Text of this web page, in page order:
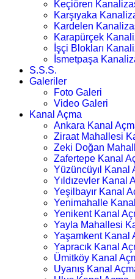
Keçiören
Karşıyaka
Kardelen
Karapürçek
İşçi Blokları
İsmetpaşa
S.S.S.
Galeriler
Foto Galeri
Video Galeri
Kanal Açma
Ankara Kanal
Ziraat Mahallesi
Zeki Doğan
Zafertepe Kanal
Yüzüncüyıl Kanal
Yıldızevler Kanal
Yeşilbayır Kanal
Yenimahalle
Yenikent Kanal
Yayla Mahallesi
Yaşamkent Kanal
Yapracık Kanal
Ümitköy Kanal
Uyanış Kanal